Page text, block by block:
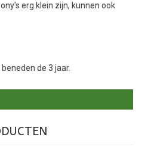
erg klein zijn, kunnen ook
de 3 jaar.